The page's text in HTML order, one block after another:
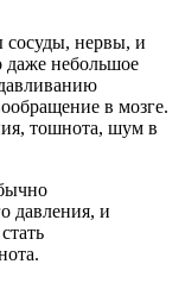
сосуды, нервы, и
даже небольшое
в мозге.
тошнота, шум в
давления, и